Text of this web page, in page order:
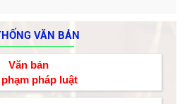
VĂN BẢN
Văn bản
pháp luật